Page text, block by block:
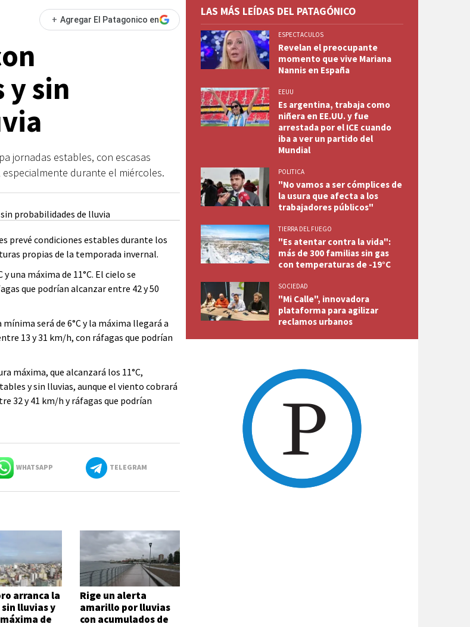
+ Agregar El Patagonico en
y sin
jornadas estables, con escasas
durante el miércoles.
prevé condiciones estables durante los
propias de la temporada invernal.
una máxima de 11°C. El cielo se
que podrían alcanzar entre 42 y 50
será de 6°C y la máxima llegará a
13 y 31 km/h, con ráfagas que podrían
máxima, que alcanzará los 11°C,
y sin lluvias, aunque el viento cobrará
32 y 41 km/h y ráfagas que podrían
WHATSAPP TELEGRAM
arranca la
lluvias y
de
Rige un alerta
amarillo por lluvias
con acumulados de
LAS MÁS LEÍDAS DEL PATAGÓNICO
ESPECTACULOS
Revelan el preocupante
momento que vive Mariana
Nannis en España
EEUU
Es argentina, trabaja como
niñera en EE.UU. y fue
arrestada por el ICE cuando
iba a ver un partido del
Mundial
POLITICA
"No vamos a ser cómplices de
la usura que afecta a los
trabajadores públicos"
TIERRA DEL FUEGO
"Es atentar contra la vida":
más de 300 familias sin gas
con temperaturas de -19°C
SOCIEDAD
"Mi Calle", innovadora
plataforma para agilizar
reclamos urbanos